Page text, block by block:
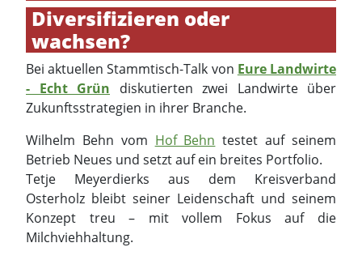
Diversifizieren oder
wachsen?
Bei aktuellen Stammtisch-Talk von Eure Landwirte
- Echt Grün diskutierten zwei Landwirte über
Zukunftsstrategien in ihrer Branche.
Wilhelm Behn vom Hof Behn testet auf seinem
Betrieb Neues und setzt auf ein breites Portfolio.
Tetje Meyerdierks aus dem Kreisverband
Osterholz bleibt seiner Leidenschaft und seinem
Konzept treu – mit vollem Fokus auf die
Milchviehhaltung.